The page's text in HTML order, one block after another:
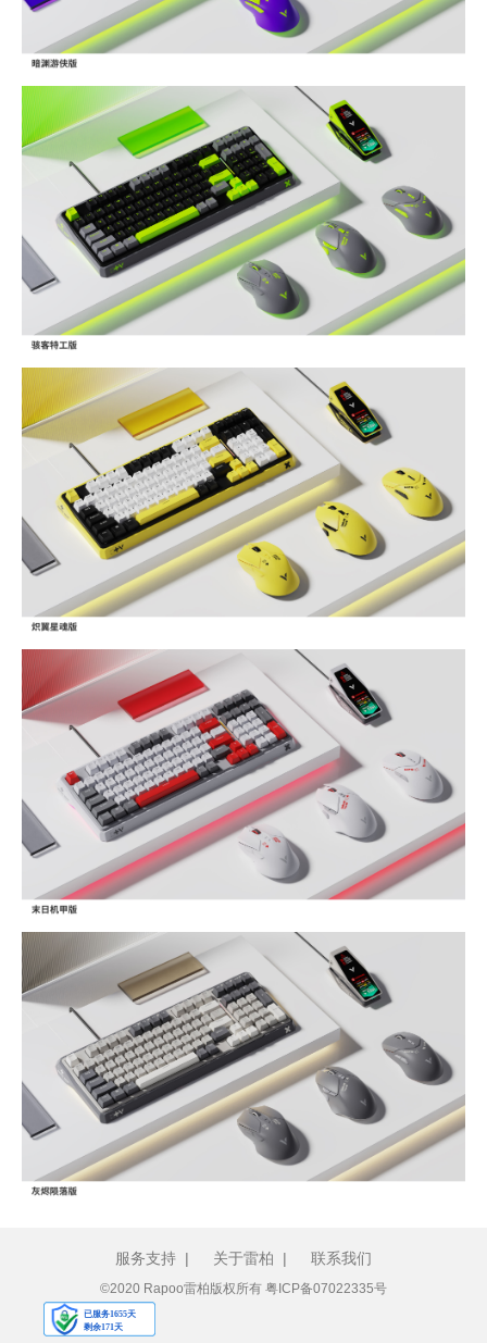
服务支持 | 关于雷柏 | 联系我们
©2020 Rapoo雷柏版权所有 粤ICP备07022335号